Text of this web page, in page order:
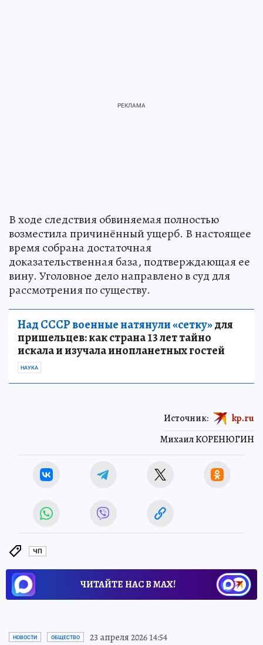
В ходе следствия обвиняемая полностью
возместила причинённый ущерб. В настоящее
время собрана достаточная
доказательственная база, подтверждающая ее
вину. Уголовное дело направлено в суд для
рассмотрения по существу.
Над СССР военные натянули «сетку»для
пришельцев: как страна 13 лет тайно
искала и изучала инопланетных гостей
НАУКА
Михаил КОРЕНЮГИН
Источник: kp.ru
ЧП
ЧИТАЙТЕ НАС В МАХ!
НОВОСТИ ОБЩЕСТВО 23 апреля 2026 14:54